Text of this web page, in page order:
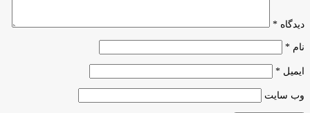
دیدگاه *
نام *
ایمیل *
وب‌ سایت